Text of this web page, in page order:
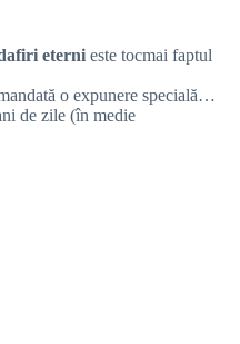
eterni este tocmai faptul
o expunere specială…
de zile (în medie